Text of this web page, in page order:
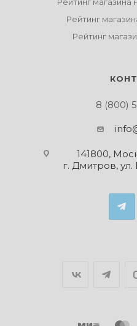
Рейтинг
Рейтинг
8 (800)
141800,
г. Дмитров,